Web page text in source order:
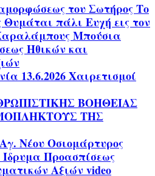
του Σωτήρος Το
πάλι Ευχή εις τον
Μπούσια
Ηθικών και
13.6.2026 Χαιρετισμοί
ΒΟΗΘΕΙΑΣ
ΤΗΣ
Νέου Οσιομάρτυρος
Ίδρυμα Προασπίσεως
Αξιών video